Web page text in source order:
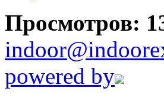
Просмотров:
powered by